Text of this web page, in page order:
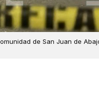
de San Juan de